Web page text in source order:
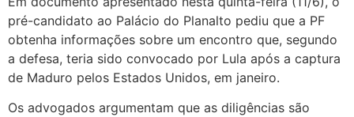
pré-candidato ao Palácio do Planalto pediu que a PF
obtenha informações sobre um encontro que, segundo
a defesa, teria sido convocado por Lula após a captura
de Maduro pelos Estados Unidos, em janeiro.
Os advogados argumentam que as diligências são